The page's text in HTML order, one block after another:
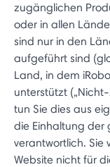
zugänglichen
oder in allen
sind nur in den
aufgeführt sind
Land, in dem
unterstützt
tun Sie dies aus
die Einhaltung der
verantwortlich. Sie
Website nicht für